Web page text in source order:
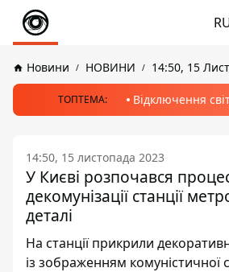
Новини НОВИНИ 14:50, 15
ТОПТЕМА: Відключення
14:50, 15 листопада 2023
У Києві розпочався
декомунізації станції
деталі
На станції прикрили
із зображенням комуністичної